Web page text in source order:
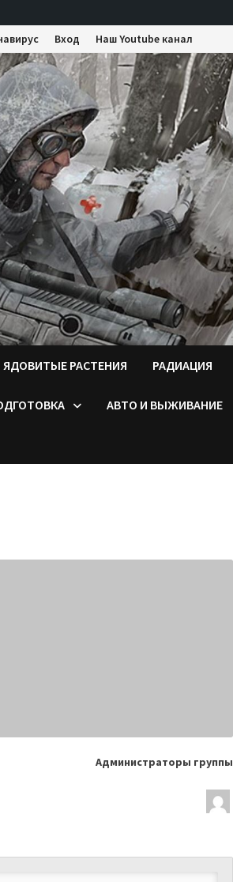
Вход Наш Youtube канал
ЯДОВИТЫЕ РАСТЕНИЯ РАДИАЦИЯ
АВТО И ВЫЖИВАНИЕ
Лидеры
Администраторы группы